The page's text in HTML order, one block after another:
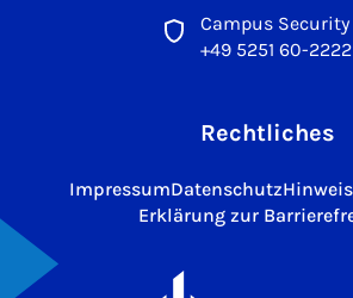
Campus Security
+49 5251 60-2222
Rechtliches
ImpressumDatenschutz
Erklärung zur